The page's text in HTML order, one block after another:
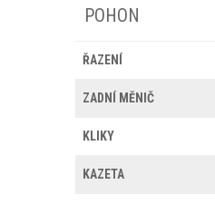
POHON
ŘAZENÍ
ZADNÍ MĚNIČ
KLIKY
KAZETA